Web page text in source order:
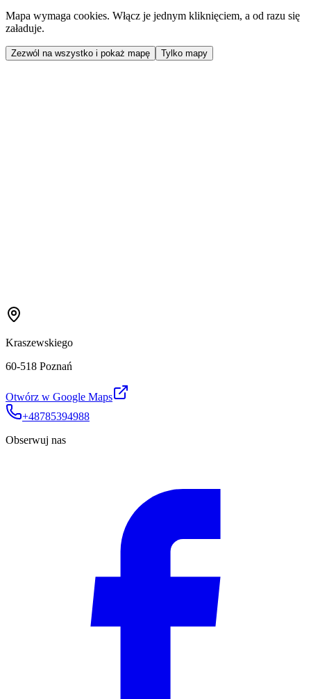
Mapa wymaga cookies. Włącz je jednym kliknięciem, a od razu się
załaduje.
Zezwól na wszystko i pokaż mapę Tylko mapy
Kraszewskiego
60-518 Poznań
Otwórz w Google Maps
+48785394988
Obserwuj nas